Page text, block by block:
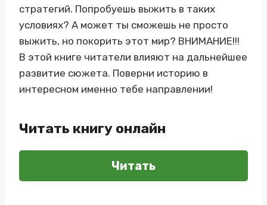
стратегий. Попробуешь выжить в таких
условиях? А может ты сможешь не просто
выжить, но покорить этот мир? ВНИМАНИЕ!!!
В этой книге читатели влияют на дальнейшее
развитие сюжета. Поверни историю в
интересном именно тебе направлении!
Читать книгу онлайн
Читать